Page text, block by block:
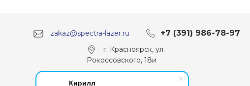
Кирилл
zakaz@spectra-lazer.ru +7 (391) 986-78-97
г. Красноярск, ул.
Рокоссовского, 18и